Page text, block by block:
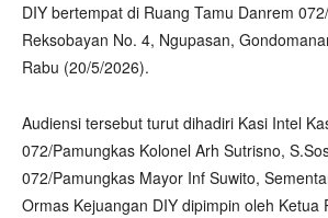
DIY bertempat di Ruang Tamu Danrem
Reksobayan No. 4, Ngupasan,
Rabu (20/5/2026).
Audiensi tersebut turut dihadiri Kasi Intel
072/Pamungkas Kolonel Arh Sutrisno,
072/Pamungkas Mayor Inf Suwito,
Ormas Kejuangan DIY dipimpin oleh Ketua